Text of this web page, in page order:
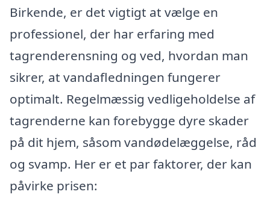
Birkende, er det vigtigt at vælge en
professionel, der har erfaring med
tagrenderensning og ved, hvordan man
sikrer, at vandafledningen fungerer
optimalt. Regelmæssig vedligeholdelse af
tagrenderne kan forebygge dyre skader
på dit hjem, såsom vandødelæggelse, råd
og svamp. Her er et par faktorer, der kan
påvirke prisen: